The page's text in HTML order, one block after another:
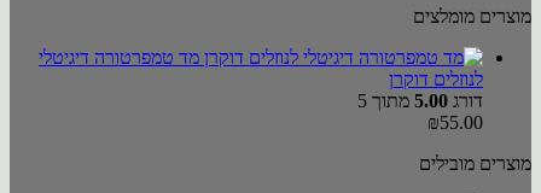
מוצרים מומלצים
מד טמפרטורה דיגיטלי
לנוזלים דוקרן
דורג 5.00 מתוך 5
₪55.00
מוצרים מובילים